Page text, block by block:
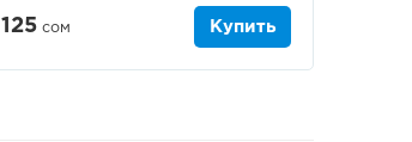
125 сом Купить